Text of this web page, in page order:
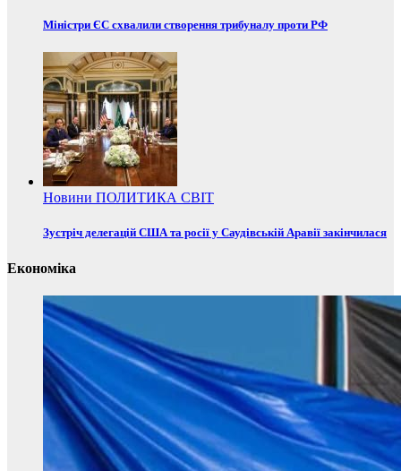
Міністри ЄС схвалили створення трибуналу проти РФ
Новини ПОЛИТИКА СВІТ
Зустріч делегацій США та росії у Саудівській Аравії закінчилася
Економіка